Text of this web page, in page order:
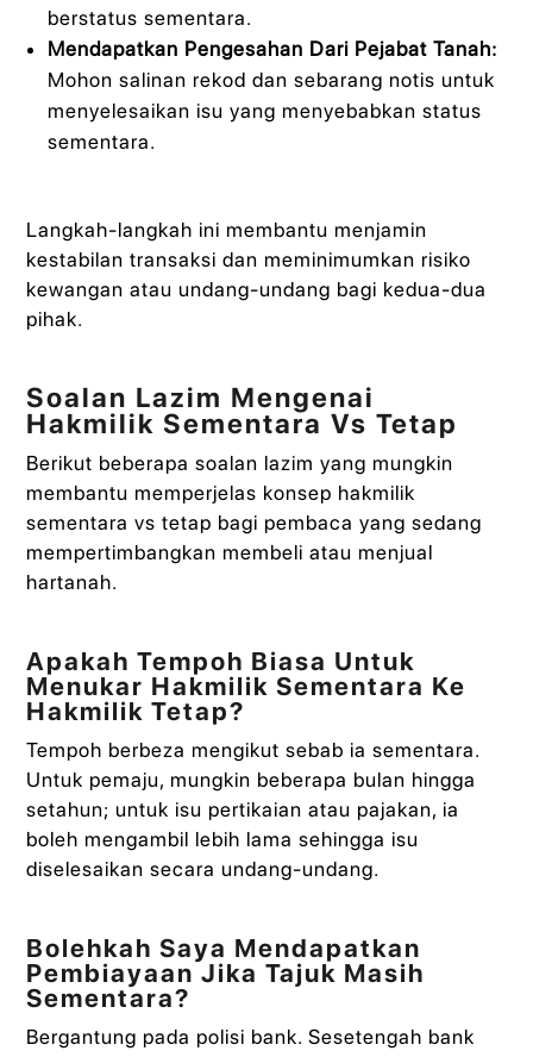
berstatus sementara.
Mendapatkan Pengesahan Dari Pejabat Tanah:
Mohon salinan rekod dan sebarang notis untuk
menyelesaikan isu yang menyebabkan status
sementara.
Langkah-langkah ini membantu menjamin
kestabilan transaksi dan meminimumkan risiko
kewangan atau undang-undang bagi kedua-dua
pihak.
Soalan Lazim Mengenai
Hakmilik Sementara Vs Tetap
Berikut beberapa soalan lazim yang mungkin
membantu memperjelas konsep hakmilik
sementara vs tetap bagi pembaca yang sedang
mempertimbangkan membeli atau menjual
hartanah.
Apakah Tempoh Biasa Untuk
Menukar Hakmilik Sementara Ke
Hakmilik Tetap?
Tempoh berbeza mengikut sebab ia sementara.
Untuk pemaju, mungkin beberapa bulan hingga
setahun; untuk isu pertikaian atau pajakan, ia
boleh mengambil lebih lama sehingga isu
diselesaikan secara undang-undang.
Bolehkah Saya Mendapatkan
Pembiayaan Jika Tajuk Masih
Sementara?
Bergantung pada polisi bank. Sesetengah bank